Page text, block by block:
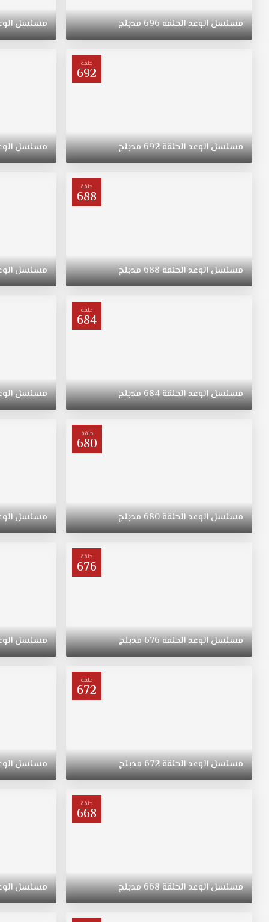
التي
ولدت
في
مدبلج
الحلقة
تبقى
"ريهان"
669
مدبلج
قصة
متواضعة
وشابة
وجميلة
بعد
وفاة
مسلسلالوعدالحلقة696مدبلج مسلسل
حلقة
692
مسلسلالوعدالحلقة692مدبلج مسلسل
حلقة
688
مسلسلالوعدالحلقة688مدبلج مسلسل
حلقة
684
مسلسلالوعدالحلقة684مدبلج مسلسل
حلقة
680
مسلسلالوعدالحلقة680مدبلج مسلسل
حلقة
676
مسلسلالوعدالحلقة676مدبلج مسلسل
حلقة
672
مسلسلالوعدالحلقة672مدبلج مسلسل
حلقة
668
مسلسلالوعدالحلقة668مدبلج مسلسل